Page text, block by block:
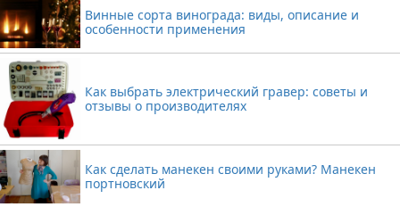
Винные сорта винограда: виды, описание и
особенности применения
Как выбрать электрический гравер: советы и
отзывы о производителях
Как сделать манекен своими руками? Манекен
портновский